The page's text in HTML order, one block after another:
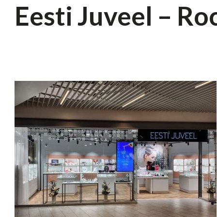
Eesti Juveel –